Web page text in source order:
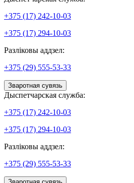
+375 (17) 242-10-03
+375 (17) 294-10-03
Разліковы аддзел:
+375 (29) 555-53-33
Зваротная сувязь
Дыспетчарская служба:
+375 (17) 242-10-03
+375 (17) 294-10-03
Разліковы аддзел:
+375 (29) 555-53-33